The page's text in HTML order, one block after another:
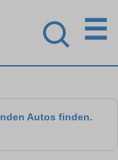
☰
Autos finden.